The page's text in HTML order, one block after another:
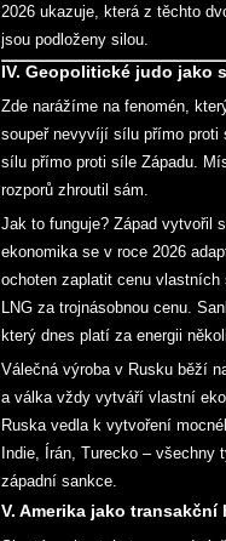
2026 ukazuje, která z těchto
jsou podloženy silou.
IV. Geopolitické judo jako
Zde narážíme na fenomén,
soupeř nevyvíjí sílu přímo
sílu přímo proti síle Západu.
rozporů zhroutil sám.
Jak to funguje? Západ vytvořil
ekonomika se v roce 2026
ochoten zaplatit cenu
LNG za trojnásobnou cenu.
který dnes platí za energii
Válečná výroba v Rusku běží
a válka vždy vytváří vlastní
Ruska vedla k vytvoření
Indie, Írán, Turecko –
západní sankce.
V. Amerika jako transakční